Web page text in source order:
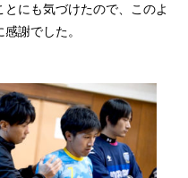
にも気づけたので、このよ
謝でした。